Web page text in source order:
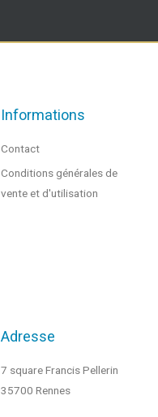
Informations
Contact
Conditions générales de
vente et d'utilisation
Adresse
7 square Francis Pellerin
35700 Rennes